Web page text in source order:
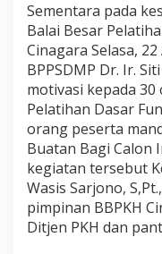
Sementara pada
Balai Besar
Cinagara Selasa,
BPPSDMP Dr. Ir.
motivasi kepada
Pelatihan Dasar
orang peserta
Buatan Bagi Calon
kegiatan tersebut
Wasis Sarjono,
pimpinan BBPKH
Ditjen PKH dan